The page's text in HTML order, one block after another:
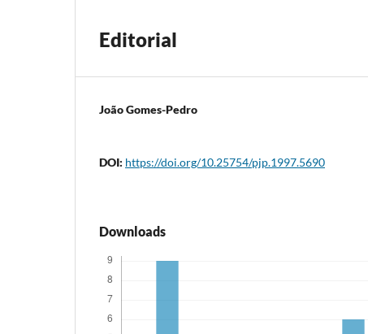
Editorial
João Gomes-Pedro
DOI: https://doi.org/10.25754/pjp.1997.5690
Downloads